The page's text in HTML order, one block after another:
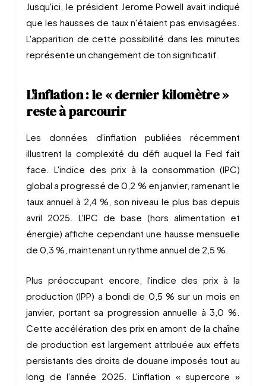
Jusqu'ici, le président Jerome Powell avait indiqué
que les hausses de taux n'étaient pas envisagées.
L'apparition de cette possibilité dans les minutes
représente un changement de ton significatif.
L'inflation : le « dernier kilomètre »
reste à parcourir
Les données d'inflation publiées récemment
illustrent la complexité du défi auquel la Fed fait
face. L'indice des prix à la consommation (IPC)
global a progressé de 0,2 % en janvier, ramenant le
taux annuel à 2,4 %, son niveau le plus bas depuis
avril 2025. L'IPC de base (hors alimentation et
énergie) affiche cependant une hausse mensuelle
de 0,3 %, maintenant un rythme annuel de 2,5 %.
Plus préoccupant encore, l'indice des prix à la
production (IPP) a bondi de 0,5 % sur un mois en
janvier, portant sa progression annuelle à 3,0 %.
Cette accélération des prix en amont de la chaîne
de production est largement attribuée aux effets
persistants des droits de douane imposés tout au
long de l'année 2025. L'inflation « supercore »